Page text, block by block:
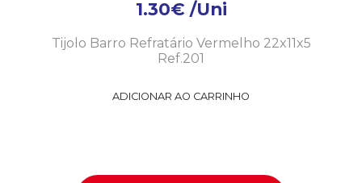
1.30€ /Uni
Tijolo Barro Refratário Vermelho 22x11x5
Ref.201
ADICIONAR AO CARRINHO